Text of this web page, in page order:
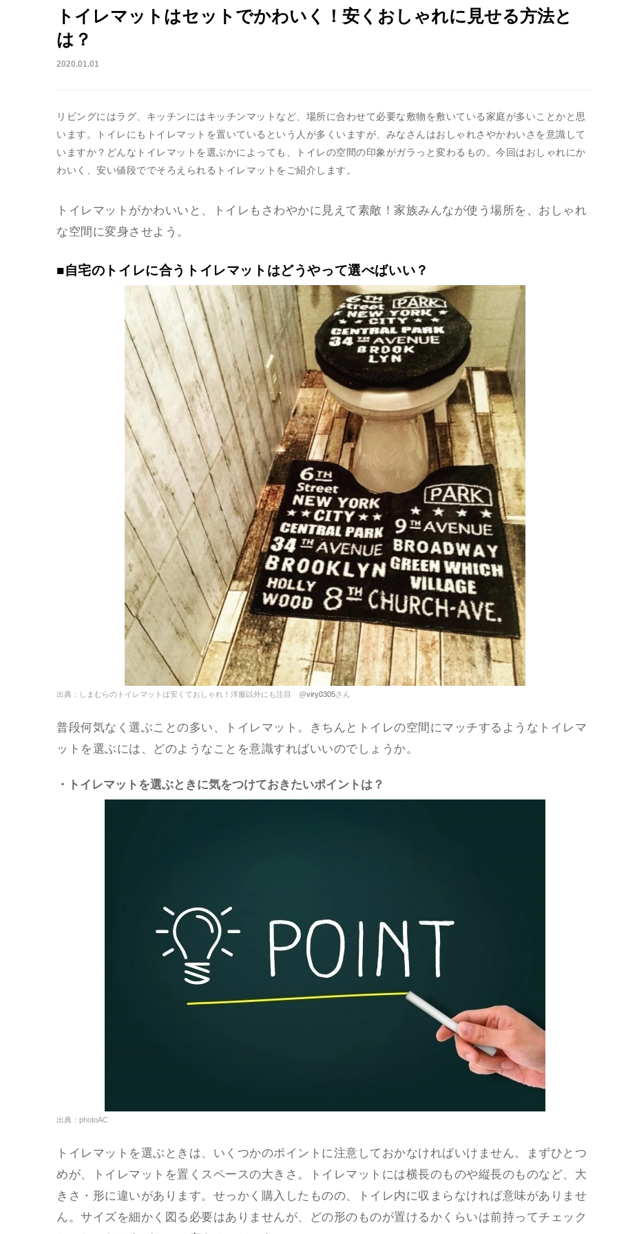
トイレマットはセットでかわいく！安くおしゃれに見せる方法と
は？
2020.01.01
リビングにはラグ、キッチンにはキッチンマットなど、場所に合わせて必要な敷物を敷いている家庭が多いことかと思
います。トイレにもトイレマットを置いているという人が多くいますが、みなさんはおしゃれさやかわいさを意識して
いますか？どんなトイレマットを選ぶかによっても、トイレの空間の印象がガラっと変わるもの。今回はおしゃれにか
わいく、安い値段ででそろえられるトイレマットをご紹介します。
トイレマットがかわいいと、トイレもさわやかに見えて素敵！家族みんなが使う場所を、おしゃれ
な空間に変身させよう。
■自宅のトイレに合うトイレマットはどうやって選べばいい？
出典：しまむらのトイレマットは安くておしゃれ！洋服以外にも注目 @viry0305さん
普段何気なく選ぶことの多い、トイレマット。きちんとトイレの空間にマッチするようなトイレマ
ットを選ぶには、どのようなことを意識すればいいのでしょうか。
・トイレマットを選ぶときに気をつけておきたいポイントは？
出典：photoAC
トイレマットを選ぶときは、いくつかのポイントに注意しておかなければいけません。まずひとつ
めが、トイレマットを置くスペースの大きさ。トイレマットには横長のものや縦長のものなど、大
きさ・形に違いがあります。せっかく購入したものの、トイレ内に収まらなければ意味がありませ
ん。サイズを細かく図る必要はありませんが、どの形のものが置けるかくらいは前持ってチェック